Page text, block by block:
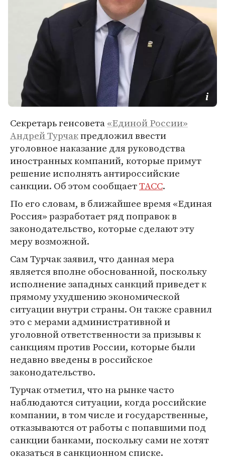
Секретарь генсовета«Единой России»
Андрей Турчакпредложил ввести
уголовное наказание для руководства
иностранных компаний, которые примут
решение исполнять антироссийские
санкции. Об этом сообщаетТАСС.
По его словам, в ближайшее время «Единая
Россия» разработает ряд поправок в
законодательство, которые сделают эту
меру возможной.
Сам Турчак заявил, что данная мера
является вполне обоснованной, поскольку
исполнение западных санкций приведет к
прямому ухудшению экономической
ситуации внутри страны. Он также сравнил
это с мерами административной и
уголовной ответственности за призывы к
санкциям против России, которые были
недавно введены в российское
законодательство.
Турчак отметил, что на рынке часто
наблюдаются ситуации, когда российские
компании, в том числе и государственные,
отказываются от работы с попавшими под
санкции банками, поскольку сами не хотят
оказаться в санкционном списке.